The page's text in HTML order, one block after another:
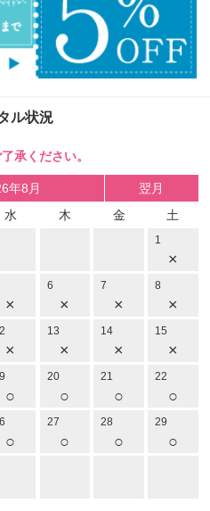
ル状況
承ください。
年8月
翌月
水 木 金 土
1
×
×
6
×
7
×
8
×
×
13
×
14
×
15
×
○
20
○
21
○
22
○
○
27
○
28
○
29
○